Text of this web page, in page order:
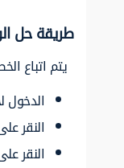
طريقة حل
يتم اتباع
الدخول
النقر
النقر